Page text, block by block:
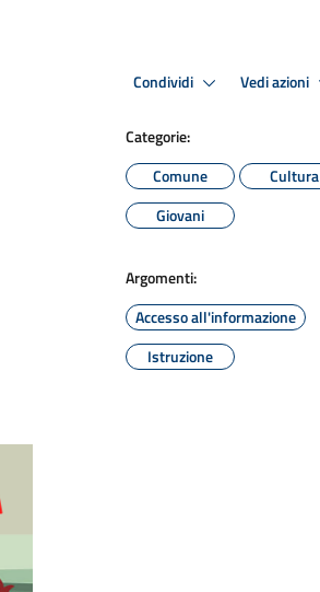
Condividi Vedi azioni
Categorie:
Comune
Cultura
Giovani
Argomenti:
Accesso all'informazione
Istruzione